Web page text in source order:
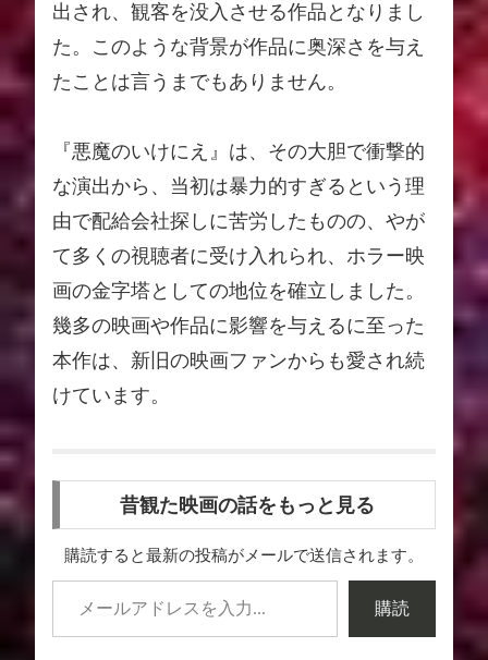
出され、観客を没入させる作品となりまし
た。このような背景が作品に奥深さを与え
たことは言うまでもありません。
『悪魔のいけにえ』は、その大胆で衝撃的
な演出から、当初は暴力的すぎるという理
由で配給会社探しに苦労したものの、やが
て多くの視聴者に受け入れられ、ホラー映
画の金字塔としての地位を確立しました。
幾多の映画や作品に影響を与えるに至った
本作は、新旧の映画ファンからも愛され続
けています。
昔観た映画の話をもっと見る
購読すると最新の投稿がメールで送信されます。
購読